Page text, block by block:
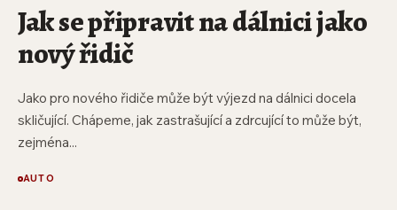
Jak se připravit na dálnici jako
nový řidič
Jako pro nového řidiče může být výjezd na dálnici docela
skličující. Chápeme, jak zastrašující a zdrcující to může být,
zejména...
AUTO